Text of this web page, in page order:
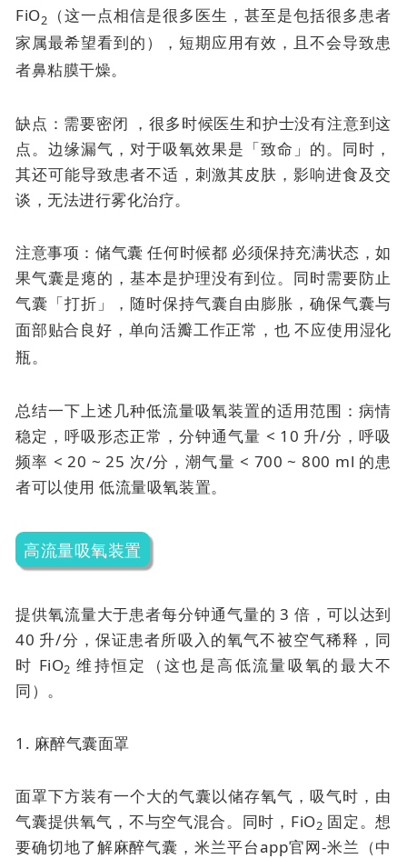
FiO2
（这一点相信是很多医生，甚至是包括很多患者
家属最希望看到的），短期应用有效，且不会导致患
者鼻粘膜干燥。
缺点：需要密闭 ，很多时候医生和护士没有注意到这
点。边缘漏气，对于吸氧效果是「致命」的。同时，
其还可能导致患者不适，刺激其皮肤，影响进食及交
谈，无法进行雾化治疗。
注意事项：储气囊任何时候都 必须保持充满状态，如
果气囊是瘪的，基本是护理没有到位。同时需要防止
气囊「打折」，随时保持气囊自由膨胀，确保气囊与
面部贴合良好，单向活瓣工作正常，也不应使用湿化
瓶。
总结一下上述几种低流量吸氧装置的适用范围：病情
稳定，呼吸形态正常，分钟通气量 < 10 升/分，呼吸
频率 < 20 ~ 25 次/分，潮气量 < 700 ~ 800 ml 的患
者可以使用低流量吸氧装置。
高流量吸氧装置
提供氧流量大于患者每分钟通气量的 3 倍，可以达到
40 升/分，保证患者所吸入的氧气不被空气稀释，同
时 FiO2 维持恒定（这也是高低流量吸氧的最大不
同）。
1. 麻醉气囊面罩
面罩下方装有一个大的气囊以储存氧气，吸气时，由
气囊提供氧气，不与空气混合。同时，FiO2 固定。想
要确切地了解麻醉气囊，米兰平台app官网-米兰（中